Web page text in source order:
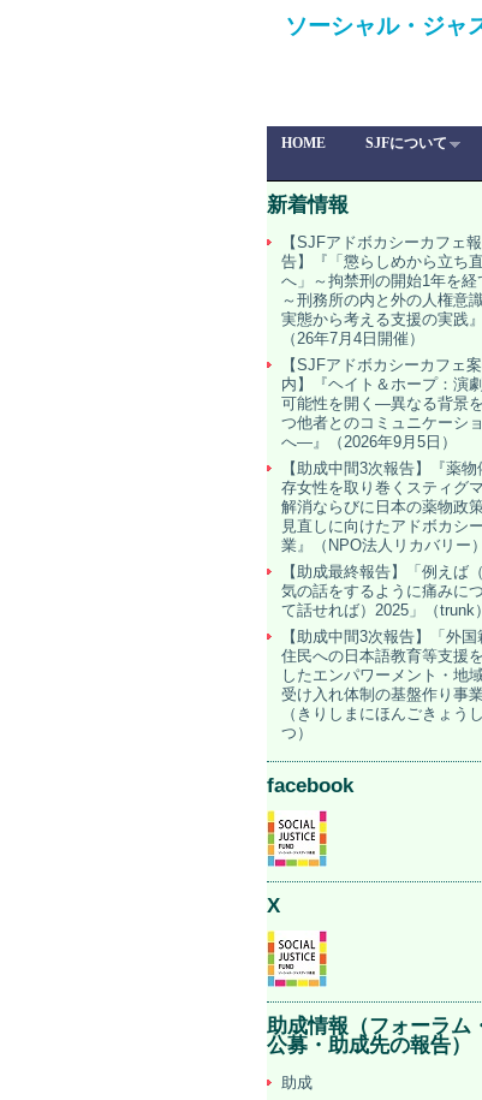
ソーシャル・ジャ
HOME SJFについて
新着情報
【SJFアドボカシーカフェ報
告】『「懲らしめから立ち
へ」～拘禁刑の開始1年を経
～刑務所の内と外の人権意
実態から考える支援の実践』
（26年7月4日開催）
【SJFアドボカシーカフェ案
内】『ヘイト＆ホープ：演
可能性を開く―異なる背景
つ他者とのコミュニケーシ
へ―』（2026年9月5日）
【助成中間3次報告】『薬物
存女性を取り巻くスティグ
解消ならびに日本の薬物政
見直しに向けたアドボカシ
業』（NPO法人リカバリー）
【助成最終報告】「例えば
気の話をするように痛みに
て話せれば）2025」（trunk）
【助成中間3次報告】「外国
住民への日本語教育等支援
したエンパワーメント・地
受け入れ体制の基盤作り事業
（きりしまにほんごきょうし
つ）
facebook
X
助成情報（フォーラム
公募・助成先の報告）
助成